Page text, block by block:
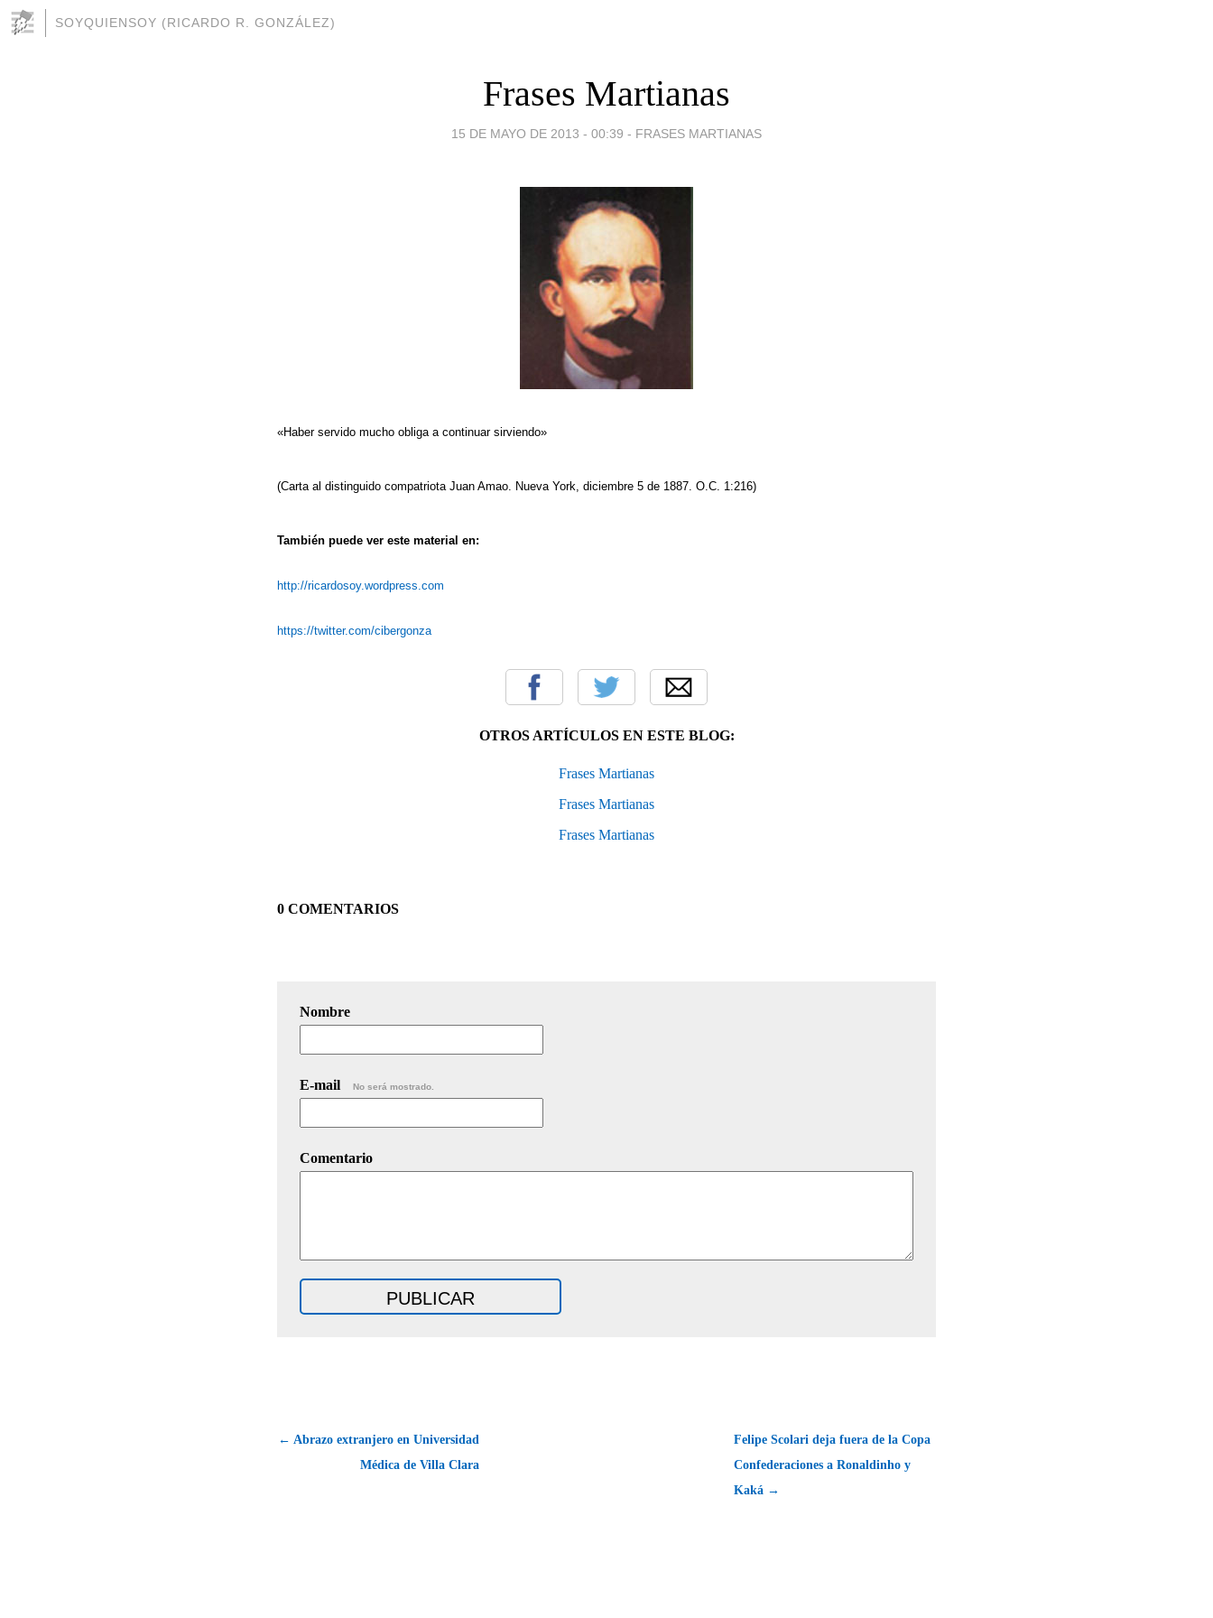
SOYQUIENSOY (RICARDO R. GONZÁLEZ)
Frases Martianas
15 DE MAYO DE 2013 - 00:39 - FRASES MARTIANAS
«Haber servido mucho obliga a continuar sirviendo»
(Carta al distinguido compatriota Juan Amao. Nueva York, diciembre 5 de 1887. O.C. 1:216)
También puede ver este material en:
http://ricardosoy.wordpress.com
https://twitter.com/cibergonza
OTROS ARTÍCULOS EN ESTE BLOG:
Frases Martianas
Frases Martianas
Frases Martianas
0 COMENTARIOS
Nombre
E-mail No será mostrado.
Comentario
← Abrazo extranjero en Universidad
Médica de Villa Clara
Felipe Scolari deja fuera de la Copa
Confederaciones a Ronaldinho y
Kaká →